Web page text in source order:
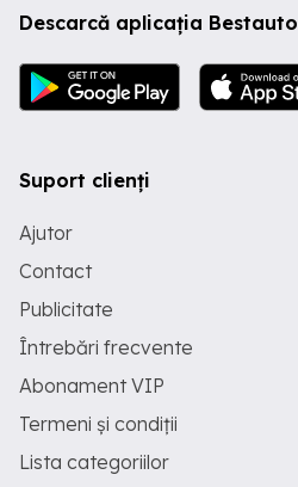
Descarcă aplicația Bestauto
Suport clienți
Ajutor
Contact
Publicitate
Întrebări frecvente
Abonament VIP
Termeni și condiții
Lista categoriilor